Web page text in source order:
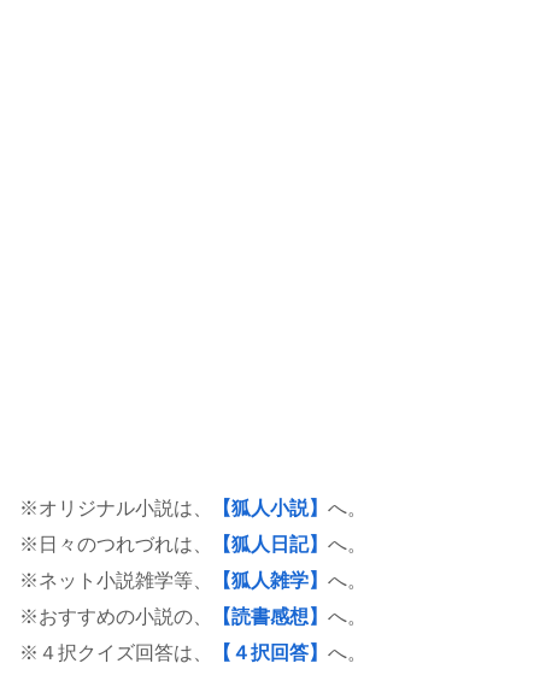
※オリジナル小説は、 【狐人小説】 へ。
※日々のつれづれは、
【狐人日記】 へ。
※ネット小説雑学等、
【狐人雑学】 へ。
※おすすめの小説の、
【読書感想】 へ。
※４択クイズ回答は、
【４択回答】 へ。